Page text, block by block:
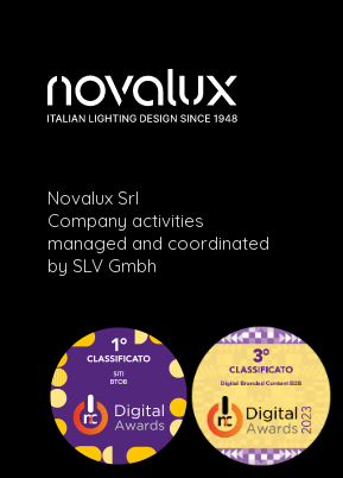
Novalux Srl
Company activities
managed and coordinated
by SLV Gmbh